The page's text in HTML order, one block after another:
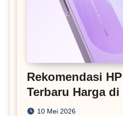
Rekomendasi
Terbaru Harga di
Juta
10 Mei 2026